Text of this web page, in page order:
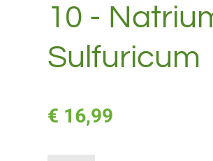
10 -
Sulfuricum
€ 16,99